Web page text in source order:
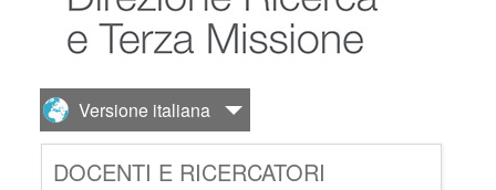
DOCENTI E RICERCATORI